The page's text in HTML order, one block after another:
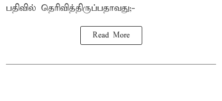
பதிவில் தெரிவித்திருப்பதாவது;-
Read More